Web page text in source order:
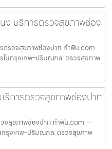
ง บริการตรวจสุขภาพช่อง
ตรวจสุขภาพช่องปาก ทำฟัน.com
นกรุงเทพ–ปริมณฑล: ตรวจสุขภาพ
การตรวจสุขภาพช่องปาก
จสุขภาพช่องปาก ทำฟัน.com —
รุงเทพ–ปริมณฑล: ตรวจสุขภาพ